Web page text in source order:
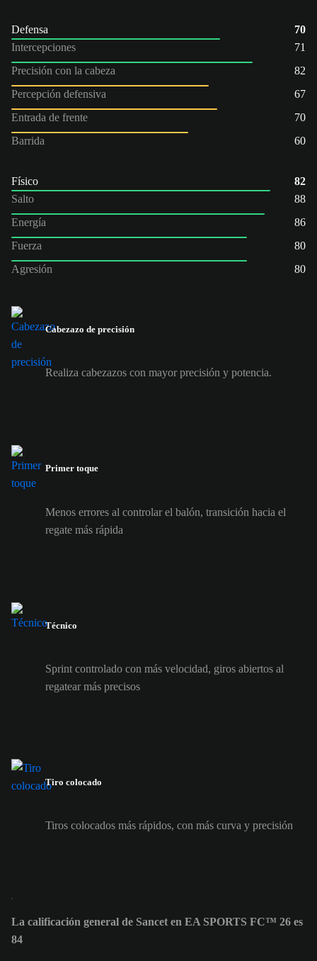
Defensa
70
Intercepciones
71
Precisión con la cabeza
82
Percepción defensiva
67
Entrada de frente
70
Barrida
60
Físico
82
Salto
88
Energía
86
Fuerza
80
Agresión
80
Cabezazo de precisión
Realiza cabezazos con mayor precisión y potencia.
Primer toque
Menos errores al controlar el balón, transición hacia el
regate más rápida
Técnico
Sprint controlado con más velocidad, giros abiertos al
regatear más precisos
Tiro colocado
Tiros colocados más rápidos, con más curva y precisión
La calificación general de Sancet en EA SPORTS FC™ 26 es
84